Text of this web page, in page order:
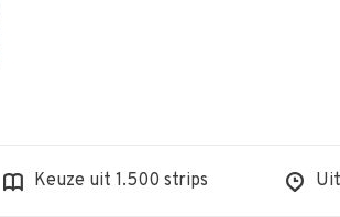
Keuze uit 1.500 strips